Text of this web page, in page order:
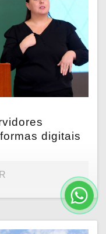
digitais